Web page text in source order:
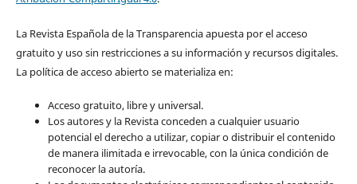
La Revista Española de la Transparencia apuesta por el acceso
gratuito y uso sin restricciones a su información y recursos digitales.
La política de acceso abierto se materializa en:
Acceso gratuito, libre y universal.
Los autores y la Revista conceden a cualquier usuario
potencial el derecho a utilizar, copiar o distribuir el contenido
de manera ilimitada e irrevocable, con la única condición de
reconocer la autoría.